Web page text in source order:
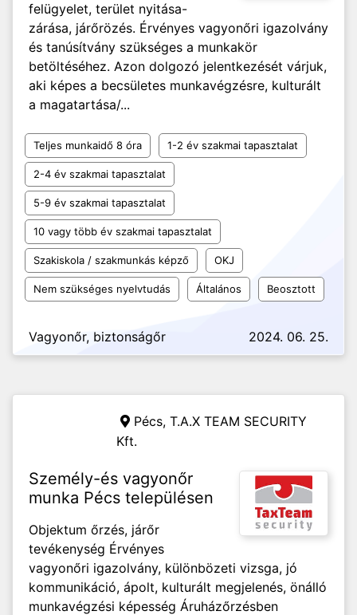
felügyelet, terület nyitása-
zárása, járőrözés. Érvényes vagyonőri igazolvány
és tanúsítvány szükséges a munkakör
betöltéséhez. Azon dolgozó jelentkezését várjuk,
aki képes a becsületes munkavégzésre, kulturált
a magatartása/...
Teljes munkaidő 8 óra 1-2 év szakmai tapasztalat
2-4 év szakmai tapasztalat
5-9 év szakmai tapasztalat
10 vagy több év szakmai tapasztalat
Szakiskola / szakmunkás képző OKJ
Nem szükséges nyelvtudás Általános Beosztott
Vagyonőr, biztonságőr 2024. 06. 25.
Pécs, T.A.X TEAM SECURITY
Kft.
Személy-és vagyonőr
munka Pécs településen
Objektum őrzés, járőr
tevékenység Érvényes
vagyonőri igazolvány, különbözeti vizsga, jó
kommunikáció, ápolt, kulturált megjelenés, önálló
munkavégzési képesség Áruházőrzésben